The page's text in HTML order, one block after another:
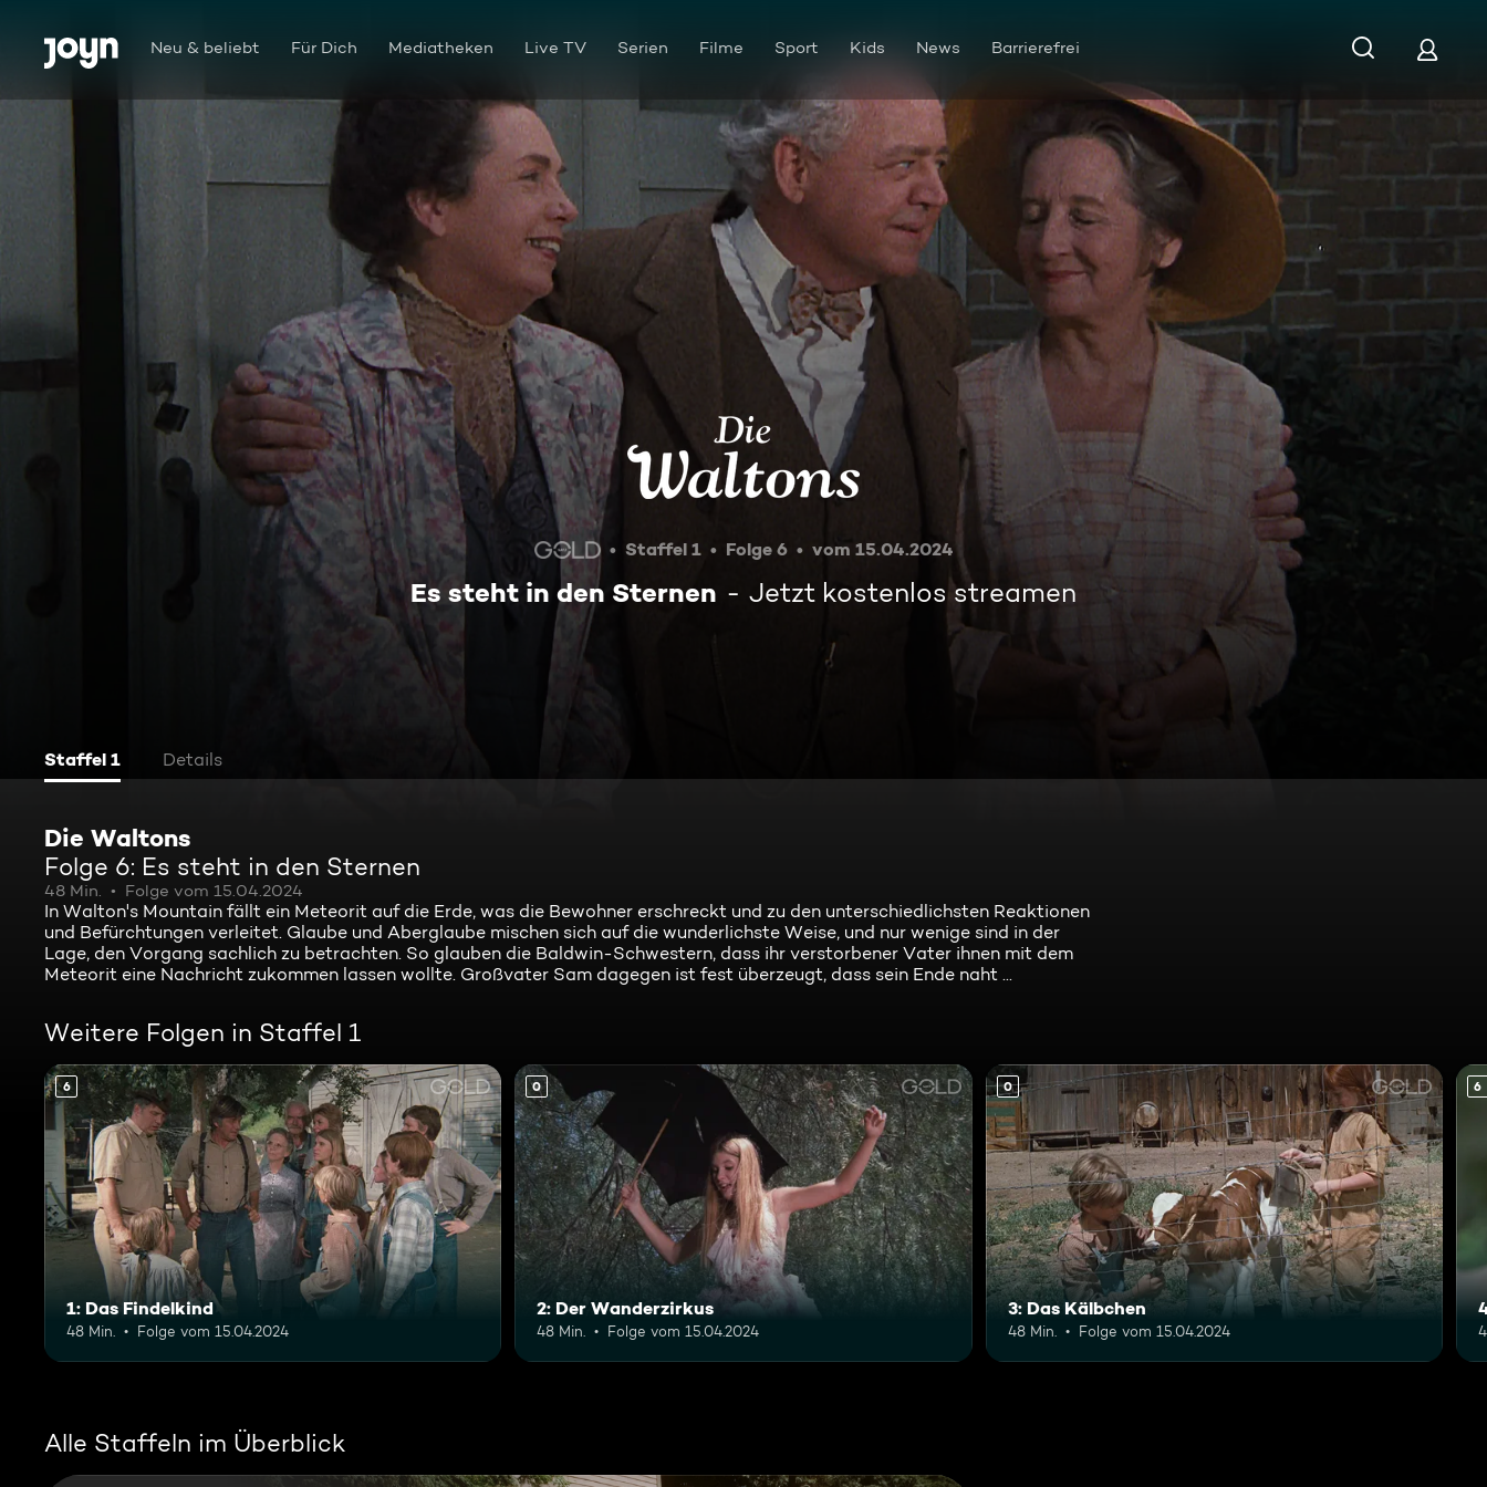
Zum Inhalt springen
Barrierefrei Neu & beliebt Für Dich Mediatheken Live TV Serien Filme Sport Kids News Barrierefrei
Es steht in den Sternen
Staffel 1 Folge 6 vom 15.04.2024
Es steht in den Sternen Jetzt kostenlos streamen
Staffel 1 Details
Die Waltons
Folge 6: Es steht in den Sternen
48 Min. Folge vom 15.04.2024
In Walton's Mountain fällt ein Meteorit auf die Erde, was die Bewohner erschreckt und zu den unterschiedlichsten Reaktionen
und Befürchtungen verleitet. Glaube und Aberglaube mischen sich auf die wunderlichste Weise, und nur wenige sind in der
Lage, den Vorgang sachlich zu betrachten. So glauben die Baldwin-Schwestern, dass ihr verstorbener Vater ihnen mit dem
Meteorit eine Nachricht zukommen lassen wollte. Großvater Sam dagegen ist fest überzeugt, dass sein Ende naht ...
Weitere Folgen in Staffel 1
6
1: Das Findelkind
48 Min. Folge vom 15.04.2024
0
2: Der Wanderzirkus
48 Min. Folge vom 15.04.2024
0
3: Das Kälbchen
48 Min. Folge vom 15.04.2024
6
Alle Staffeln im Überblick